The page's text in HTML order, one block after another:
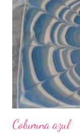
Columna azul